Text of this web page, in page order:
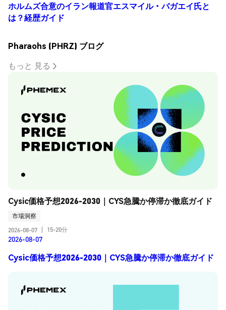
ホルムズ合意のイラン報道官エスマイル・バガエイ氏と
は？経歴ガイド
Pharaohs (PHRZ) ブログ
もっと 見る
Cysic価格予想2026-2030｜CYS急騰か停滞か徹底ガイド
市場洞察
2026-08-07
15-20分
2026-08-07
Cysic価格予想2026-2030｜CYS急騰か停滞か徹底ガイド